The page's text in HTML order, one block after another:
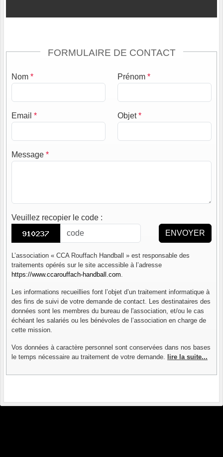
FORMULAIRE DE CONTACT
Nom * Prénom *
Email * Objet*
Message *
Veuillez recopier le code :
ENVOYER
L’association « CCA Rouffach Handball » est responsable des
traitements opérés sur le site accessible à l’adresse
https://www.ccarouffach-handball.com.
Les informations recueillies font l’objet d’un traitement informatique à
des fins de suivi de votre demande de contact. Les destinataires des
données sont les membres du bureau de l'association, et/ou le cas
échéant les salariés ou les bénévoles de l’association en charge de
cette mission.
Vos données à caractère personnel sont conservées dans nos bases
le temps nécessaire au traitement de votre demande.
lire la suite...